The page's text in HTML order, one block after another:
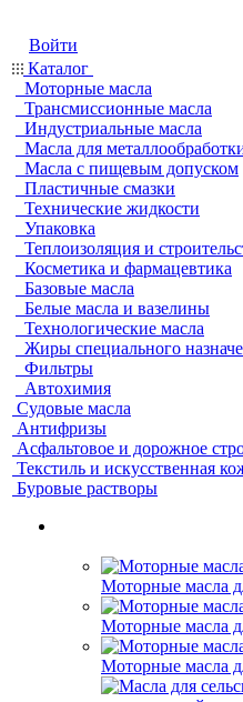
Войти
Каталог
Моторные масла
Трансмиссионные масла
Индустриальные масла
Масла для
Масла с пищевым допуском
Пластичные смазки
Технические жидкости
Упаковка
Теплоизоляция и
Косметика и фармацевтика
Базовые масла
Белые масла и вазелины
Технологические масла
Жиры специального
Фильтры
Автохимия
Судовые масла
Антифризы
Асфальтовое и дорожное
Текстиль и искусственная
Буровые растворы
Моторные масла
Моторные масла
Моторные масла